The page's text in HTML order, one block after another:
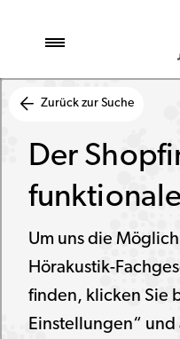
Zurück zur Suche
Der
Um uns die
Hörakustik-
finden, klicken Sie
Einstellungen“